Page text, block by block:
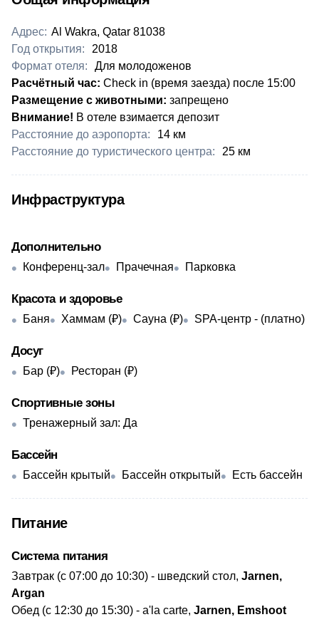
Адрес: Al Wakra, Qatar 81038
Год открытия:
2018
Формат отеля:
Для молодоженов
​Расчётный час: Check in (время заезда) после 15:00
Размещение с животными: запрещено
Внимание! В отеле взимается депозит
Расстояние до аэропорта:
​14 км
Расстояние до туристического центра:
​25 км
Инфраструктура
Дополнительно
Конференц-зал Прачечная Парковка
Красота и здоровье
Баня Хаммам (₽) Сауна (₽) SPA-центр - ​(платно)
Досуг
Бар (₽) Ресторан (₽)
Спортивные зоны
Тренажерный зал: ​Да
Бассейн
Бассейн крытый Бассейн открытый Есть бассейн
Питание
Система питания
​Завтрак (с 07:00 до 10:30) - шведский стол, Jarnen,
Argan
Обед (с 12:30 до 15:30) - a'la carte, Jarnen, Emshoot